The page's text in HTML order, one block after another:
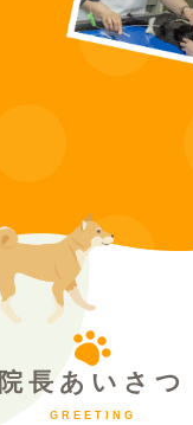
院長あいさつ
GREETING